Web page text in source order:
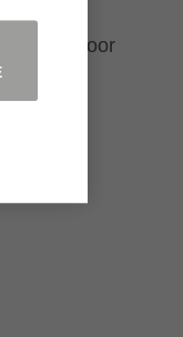
door